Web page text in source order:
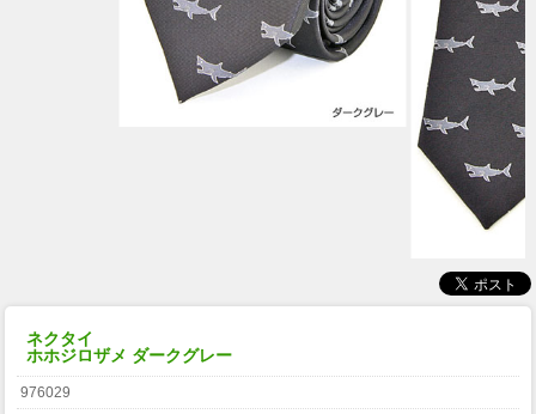
ネクタイ
ホホジロザメ ダークグレー
976029